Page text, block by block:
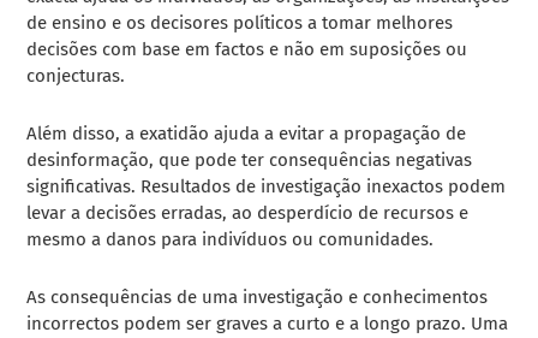
de ensino e os decisores políticos a tomar melhores
decisões com base em factos e não em suposições ou
conjecturas.
Além disso, a exatidão ajuda a evitar a propagação de
desinformação, que pode ter consequências negativas
significativas. Resultados de investigação inexactos podem
levar a decisões erradas, ao desperdício de recursos e
mesmo a danos para indivíduos ou comunidades.
As consequências de uma investigação e conhecimentos
incorrectos podem ser graves a curto e a longo prazo. Uma